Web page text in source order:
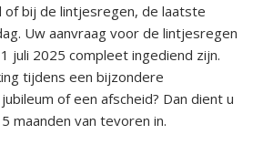
of bij de lintjesregen, de laatste
Uw aanvraag voor de lintjesregen
juli 2025 compleet ingediend zijn.
tijdens een bijzondere
of een afscheid? Dan dient u
maanden van tevoren in.